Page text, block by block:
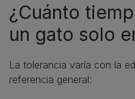
¿Cuánto
un gato solo
La tolerancia varía con la
referencia general: